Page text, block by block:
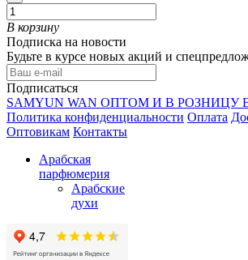
В корзину
Подписка на новости
Будьте в курсе новых акций и
Подписаться
SAMYUN WAN ОПТОМ И В РОЗНИЦУ
Политика конфиденциальности Оплата
Оптовикам Контакты
Арабская
парфюмерия
Арабские
духи